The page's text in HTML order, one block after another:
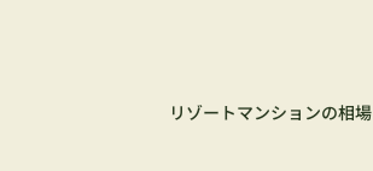
リゾートマンションの相場